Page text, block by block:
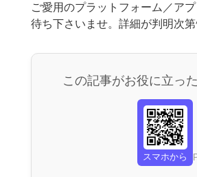
ご愛用のプラットフォーム／ア
待ち下さいませ。詳細が判明次第
この記事がお役に立っ
スマホから